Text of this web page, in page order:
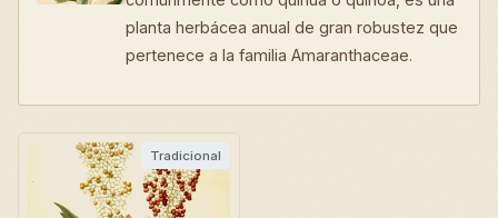
planta herbácea anual de gran robustez que
pertenece a la familia Amaranthaceae.
Tradicional